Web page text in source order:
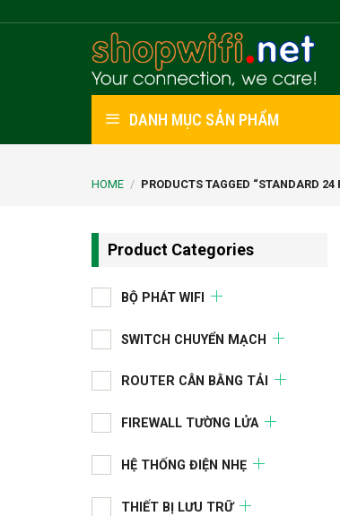
DANH MỤC SẢN PHẨM
HOME / PRODUCTS TAGGED “STANDARD 24
Product Categories
BỘ PHÁT WIFI
SWITCH CHUYỂN MẠCH
ROUTER CÂN BẰNG TẢI
FIREWALL TƯỜNG LỬA
HỆ THỐNG ĐIỆN NHẸ
THIẾT BỊ LƯU TRỮ